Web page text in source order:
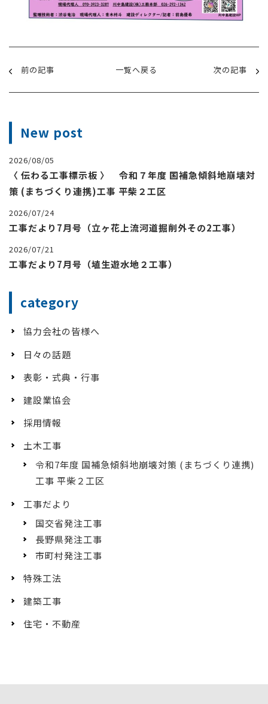
前の記事 一覧へ戻る 次の記事
New post
2026/08/05
〈 伝わる工事標示板 〉 令和７年度 国補急傾斜地崩壊対
策 (まちづくり連携)工事 平柴２工区
2026/07/24
工事だより7月号（立ヶ花上流河道掘削外その2工事）
2026/07/21
工事だより7月号（埴生遊水地２工事）
category
協力会社の皆様へ
日々の話題
表彰・式典・行事
建設業協会
採用情報
土木工事
令和7年度 国補急傾斜地崩壊対策 (まちづくり連携)
工事 平柴２工区
工事だより
国交省発注工事
長野県発注工事
市町村発注工事
特殊工法
建築工事
住宅・不動産